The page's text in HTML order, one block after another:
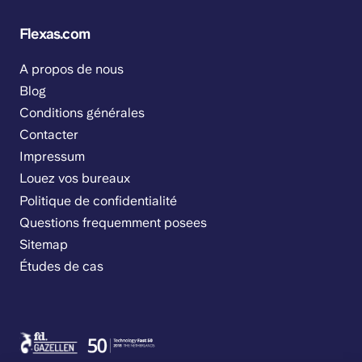
Flexas.com
A propos de nous
Blog
Conditions générales
Contacter
Impressum
Louez vos bureaux
Politique de confidentialité
Questions frequemment posees
Sitemap
Études de cas